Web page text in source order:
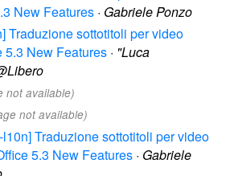
New Features · Gabriele Ponzo
Traduzione sottotitoli per video
5.3 New Features · "Luca
not available)
not available)
l10n] Traduzione sottotitoli per video
5.3 New Features · Gabriele